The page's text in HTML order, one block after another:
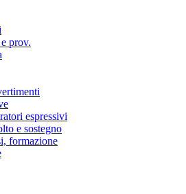
prov.
espressivi
e sostegno
formazione